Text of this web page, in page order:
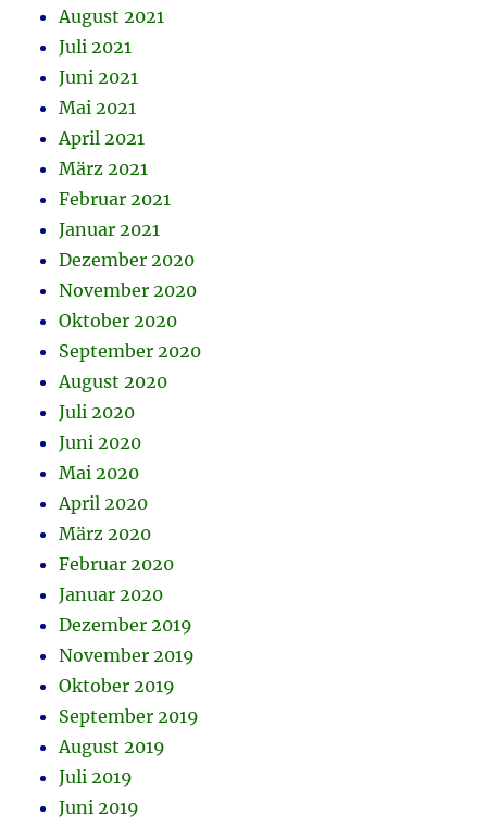
August 2021
Juli 2021
Juni 2021
Mai 2021
April 2021
März 2021
Februar 2021
Januar 2021
Dezember 2020
November 2020
Oktober 2020
September 2020
August 2020
Juli 2020
Juni 2020
Mai 2020
April 2020
März 2020
Februar 2020
Januar 2020
Dezember 2019
November 2019
Oktober 2019
September 2019
August 2019
Juli 2019
Juni 2019